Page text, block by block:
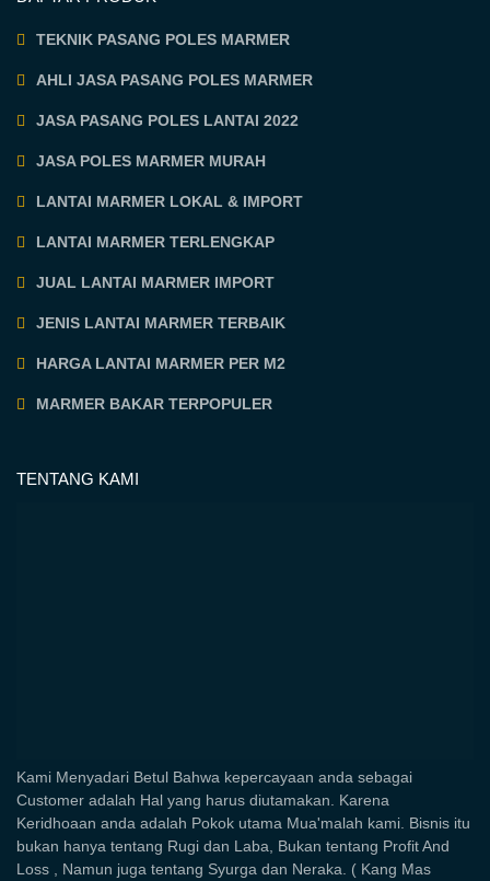
TEKNIK PASANG POLES MARMER
AHLI JASA PASANG POLES MARMER
JASA PASANG POLES LANTAI 2022
JASA POLES MARMER MURAH
LANTAI MARMER LOKAL & IMPORT
LANTAI MARMER TERLENGKAP
JUAL LANTAI MARMER IMPORT
JENIS LANTAI MARMER TERBAIK
HARGA LANTAI MARMER PER M2
MARMER BAKAR TERPOPULER
TENTANG KAMI
Kami Menyadari Betul Bahwa kepercayaan anda sebagai
Customer adalah Hal yang harus diutamakan. Karena
Keridhoaan anda adalah Pokok utama Mua'malah kami. Bisnis itu
bukan hanya tentang Rugi dan Laba, Bukan tentang Profit And
Loss , Namun juga tentang Syurga dan Neraka. ( Kang Mas